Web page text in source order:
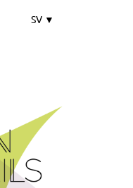
SV ▼